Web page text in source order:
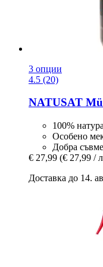
3 опции
4.5 (20)
NATUSAT
100%
Особено
Добра
€ 27,99 (€ 27,99 /
Доставка до 14.